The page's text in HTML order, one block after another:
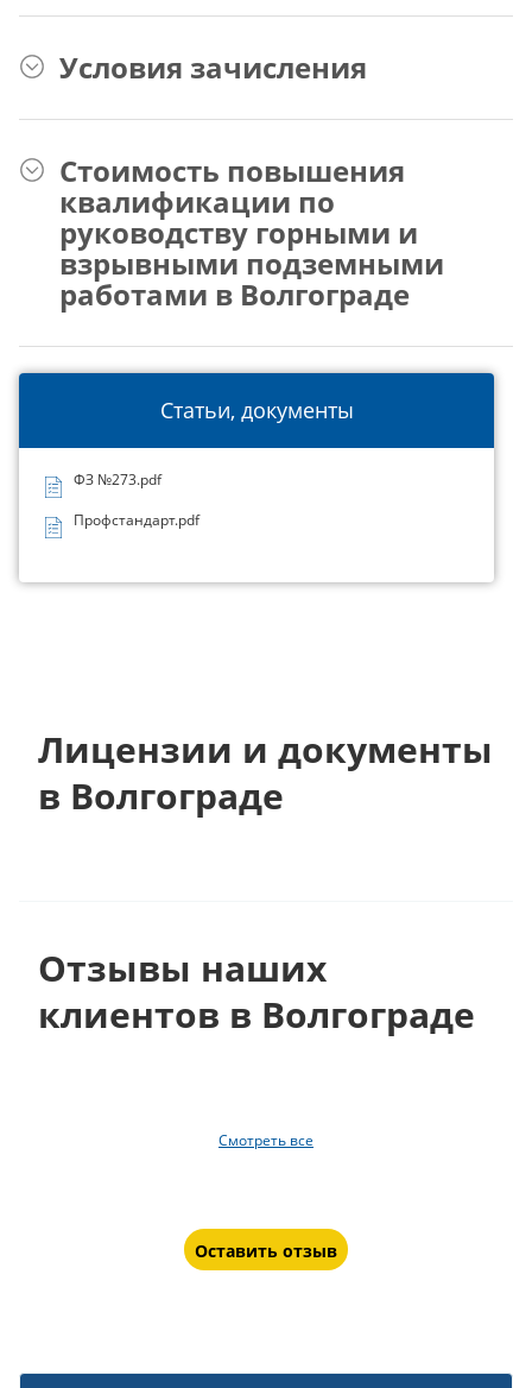
Статьи, документы
ФЗ №273.pdf
Профстандарт.pdf
Условия зачисления
Стоимость повышения
квалификации по
руководству горными и
взрывными подземными
работами в Волгограде
Лицензии и документы
в Волгограде
Отзывы наших
клиентов в Волгограде
Смотреть все
Оставить отзыв